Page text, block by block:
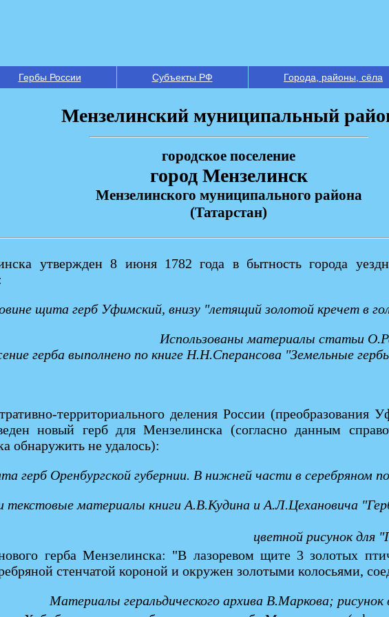
Гербы России Субъекты РФ Города, районы, сёла
Мензелинский муниципальный
городское поселение
город Мензелинск
Мензелинского муниципального района
(Татарстан)
утвержден 8 июня 1782 года в бытность города
щита герб Уфимский, внизу "летящий золотой кречет в
Использованы материалы статьи
герба выполнено по книге Н.Н.Сперансова "Земельные
территориального деления России (преобразования
новый герб для Мензелинска (согласно данным
обнаружить не удалось):
герб Оренбургской губернии. В нижней части в серебряном
текстовые материалы книги А.В.Кудина и А.Л.Цехановича
цветной рисунок для
герба Мензелинска: "В лазоревом щите 3 золотых
стенчатой короной и окружен золотыми колосьями,
Материалы геральдического архива В.Маркова;